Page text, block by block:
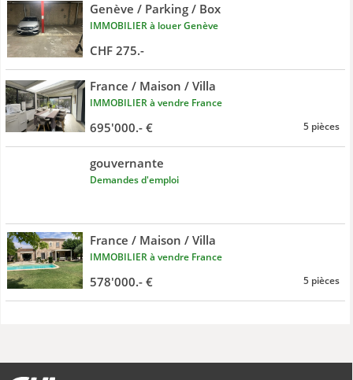
Genève / Parking / Box
IMMOBILIER à louer Genève
CHF 275.-
France / Maison / Villa
IMMOBILIER à vendre France
695'000.- € 5 pièces
gouvernante
Demandes d'emploi
France / Maison / Villa
IMMOBILIER à vendre France
578'000.- € 5 pièces